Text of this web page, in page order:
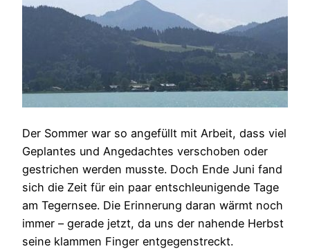
Der Sommer war so angefüllt mit Arbeit, dass viel
Geplantes und Angedachtes verschoben oder
gestrichen werden musste. Doch Ende Juni fand
sich die Zeit für ein paar entschleunigende Tage
am Tegernsee. Die Erinnerung daran wärmt noch
immer – gerade jetzt, da uns der nahende Herbst
seine klammen Finger entgegenstreckt.